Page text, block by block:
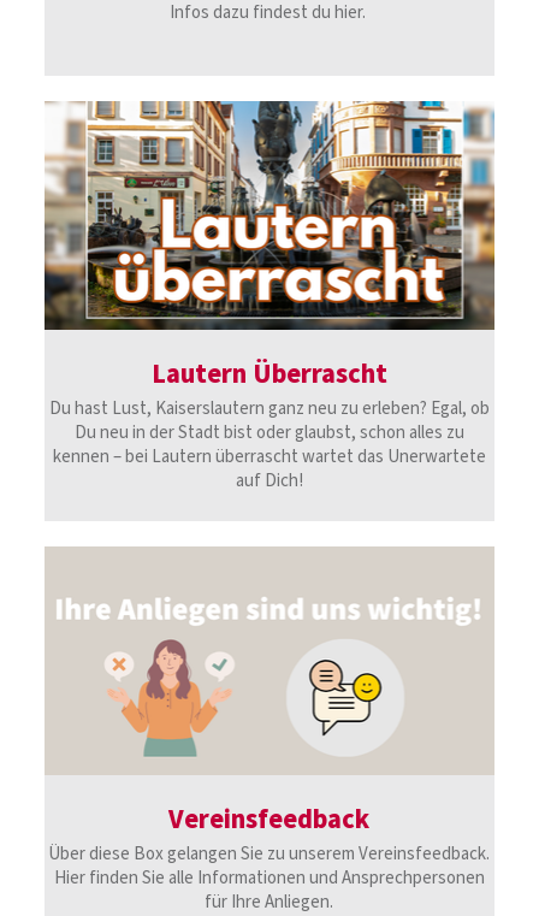
Infos dazu findest du hier.
Lautern Überrascht
Du hast Lust, Kaiserslautern ganz neu zu erleben? Egal, ob
Du neu in der Stadt bist oder glaubst, schon alles zu
kennen – bei Lautern überrascht wartet das Unerwartete
auf Dich!
Vereinsfeedback
Über diese Box gelangen Sie zu unserem Vereinsfeedback.
Hier finden Sie alle Informationen und Ansprechpersonen
für Ihre Anliegen.